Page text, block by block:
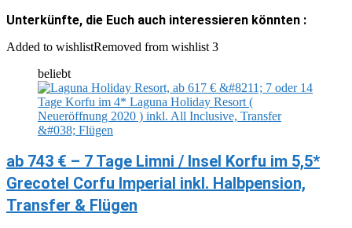
Unterkünfte, die Euch auch interessieren könnten :
Added to wishlistRemoved from wishlist 3
beliebt
ab 743 € – 7 Tage Limni / Insel Korfu im 5,5*
Grecotel Corfu Imperial inkl. Halbpension,
Transfer & Flügen